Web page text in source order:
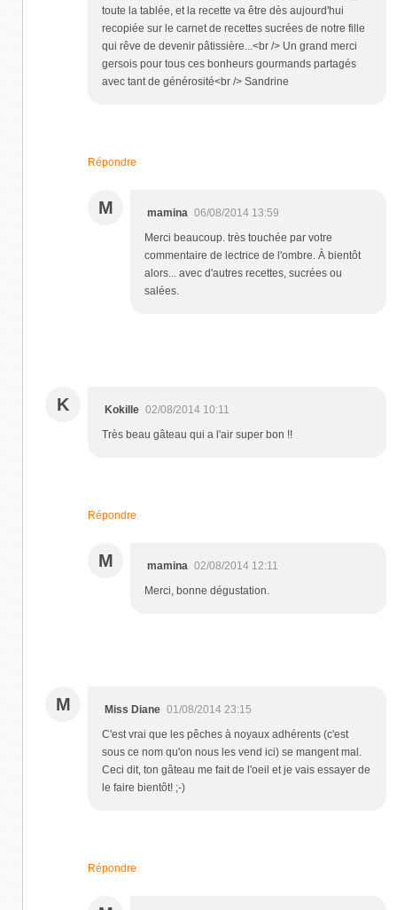
toute la tablée, et la recette va être dès aujourd'hui
recopiée sur le carnet de recettes sucrées de notre fille
qui rêve de devenir pâtissière...<br /> Un grand merci
gersois pour tous ces bonheurs gourmands partagés
avec tant de générosité<br /> Sandrine
Répondre
M mamina 06/08/2014 13:59
Merci beaucoup. très touchée par votre
commentaire de lectrice de l'ombre. À bientôt
alors... avec d'autres recettes, sucrées ou
salées.
K Kokille 02/08/2014 10:11
Très beau gâteau qui a l'air super bon !!
Répondre
M mamina 02/08/2014 12:11
Merci, bonne dégustation.
M Miss Diane 01/08/2014 23:15
C'est vrai que les pêches à noyaux adhérents (c'est
sous ce nom qu'on nous les vend ici) se mangent mal.
Ceci dit, ton gâteau me fait de l'oeil et je vais essayer de
le faire bientôt! ;-)
Répondre